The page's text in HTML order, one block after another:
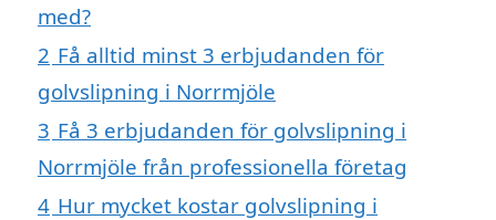
med?
2 Få alltid minst 3 erbjudanden för
golvslipning i Norrmjöle
3 Få 3 erbjudanden för golvslipning i
Norrmjöle från professionella företag
4 Hur mycket kostar golvslipning i